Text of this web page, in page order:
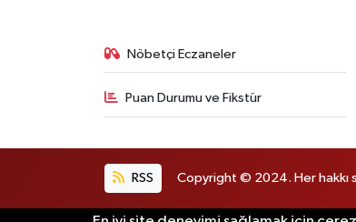
Nöbetçi Eczaneler
Puan Durumu ve Fikstür
RSS Copyright © 2024. Her hakkı